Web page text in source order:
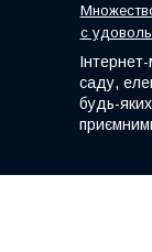
с
саду,
будь-